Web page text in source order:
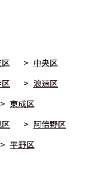
中央区
浪速区
東成区
阿倍野区
平野区